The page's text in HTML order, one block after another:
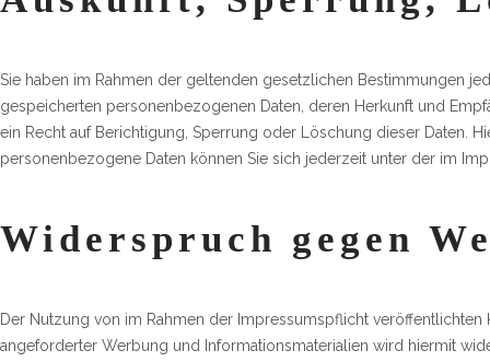
Sie haben im Rahmen der geltenden gesetzlichen Bestimmungen
gespeicherten personenbezogenen Daten, deren Herkunft und
ein Recht auf Berichtigung, Sperrung oder Löschung dieser Daten.
personenbezogene Daten können Sie sich jederzeit unter der im
Widerspruch gegen
Der Nutzung von im Rahmen der Impressumspflicht
angeforderter Werbung und Informationsmaterialien wird hiermit